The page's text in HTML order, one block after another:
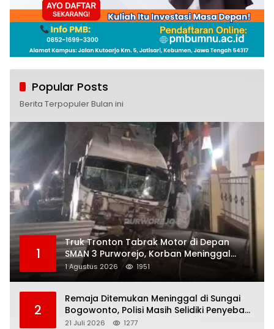
Popular Posts
Berita Terpopuler Bulan ini
1
Truk Tronton Tabrak Motor di Depan
SMAN 3 Purworejo, Korban Meninggal
Dunia, Polisi Masih Selidiki Penyebab
1 Agustus 2026 1951
2
Remaja Ditemukan Meninggal di Sungai
Bogowonto, Polisi Masih Selidiki Penyebab
Kematian
21 Juli 2026 1277